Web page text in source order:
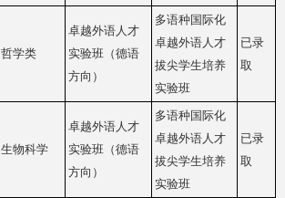
哲学类
卓越外语人才
实验班（德语
方向）
多语种国际化
卓越外语人才
拔尖学生培养
实验班
已录
取
生物科学
卓越外语人才
实验班（德语
方向）
多语种国际化
卓越外语人才
拔尖学生培养
实验班
已录
取